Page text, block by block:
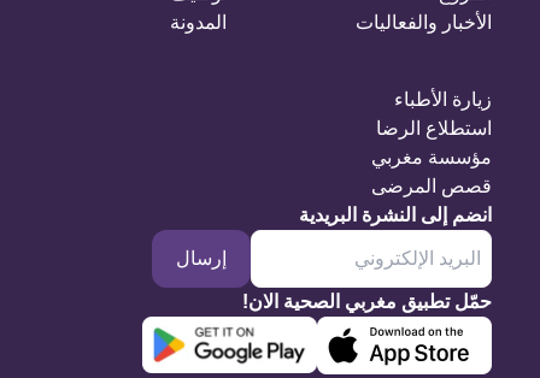
الأخبار والفعاليات
المدونة
زيارة الأطباء
استطلاع الرضا
مؤسسة مغربي
قصص المرضى
انضم إلى النشرة البريدية
إرسال
حمّل تطبيق مغربي الصحية الان!